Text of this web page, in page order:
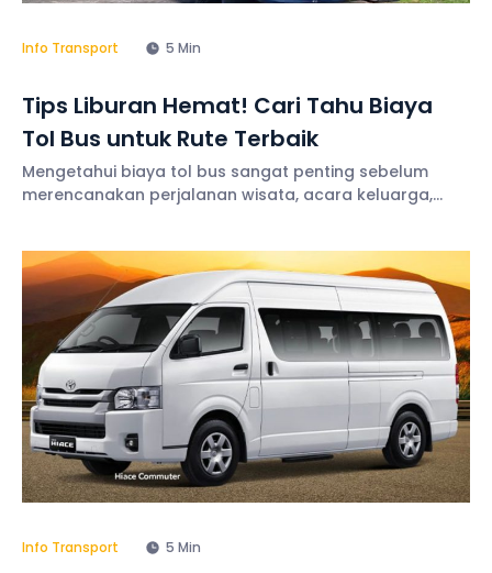
Info Transport 5 Min
Tips Liburan Hemat! Cari Tahu Biaya
Tol Bus untuk Rute Terbaik
Mengetahui biaya tol bus sangat penting sebelum
merencanakan perjalanan wisata, acara keluarga,
lebih terukur sehingga pengeluaran tetap terkendali
selama
Info Transport 5 Min